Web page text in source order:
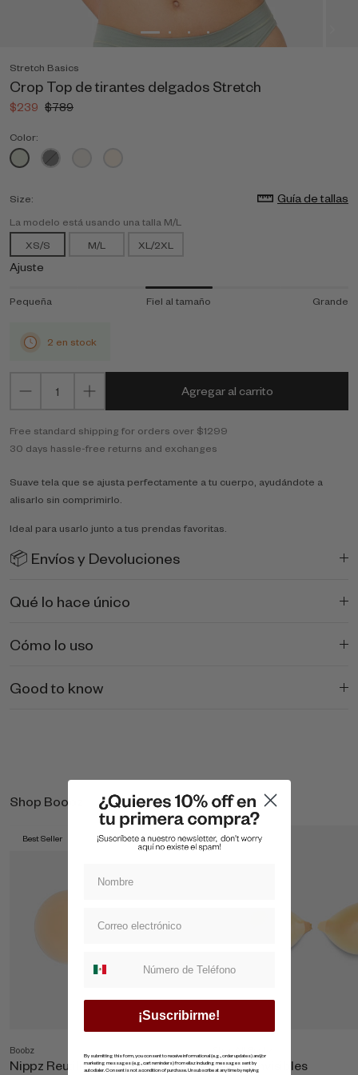
Stretch Basics
Crop Top de tirantes delgados Stretch
$239 $789
Color:
Size: Guía de tallas
La modelo está usando una talla M/L
XS/S
M/L XL/2XL
Ajuste
Pequeña Fiel al tamaño Grande
2 en stock
Agregar al carrito
Free standard shipping for orders over $1299
30 days hassle-free returns and exchanges
Suave tela que se ajusta perfectamente a tu cuerpo, ayudándote a
alisarlo sin comprimirlo.
Ideal para usarlo junto a tus prendas favoritas.
📦 Envíos y Devoluciones
Qué lo hace único
Cómo lo uso
Good to know
Shop Boobz
Best Seller
Boobz
Nippz Reutilizables
Best Seller
Copas Invisibles
¡Suscribirme!
By submitting this form, you consent to receive informational (e.g., order updates) and/or
marketing messages (e.g., cart reminders) from ellaz including messages sent by
autodialer. Consent is not a condition of purchase. Unsubscribe at any time by replying